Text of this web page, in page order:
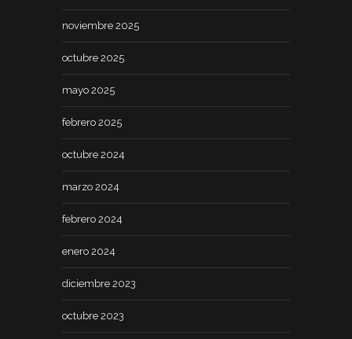
noviembre 2025
octubre 2025
mayo 2025
febrero 2025
octubre 2024
marzo 2024
febrero 2024
enero 2024
diciembre 2023
octubre 2023